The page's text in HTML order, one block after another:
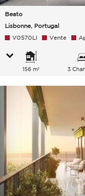
Beato
Lisbonne, Portugal
V0570LI Vente
156 m² 3